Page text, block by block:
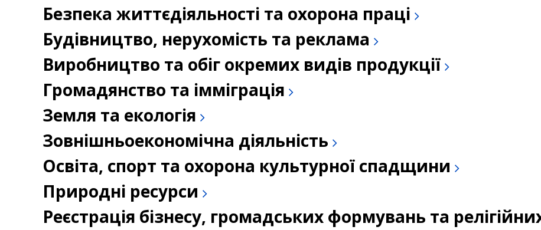
Безпека життєдіяльності та охорона праці
Будівництво, нерухомість та реклама
Виробництво та обіг окремих видів продукції
Громадянство та імміграція
Земля та екологія
Зовнішньоекономічна діяльність
Освіта, спорт та охорона культурної спадщини
Природні ресурси
Реєстрація бізнесу, громадських формувань та